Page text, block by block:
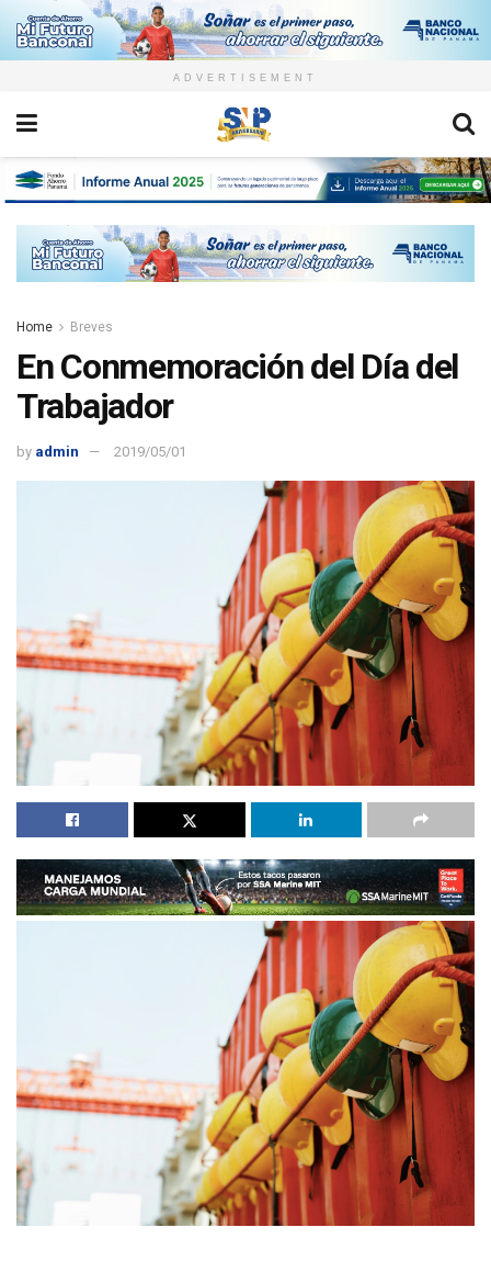
ADVERTISEMENT
Home Breves
En Conmemoración del Día del
Trabajador
by admin 2019/05/01